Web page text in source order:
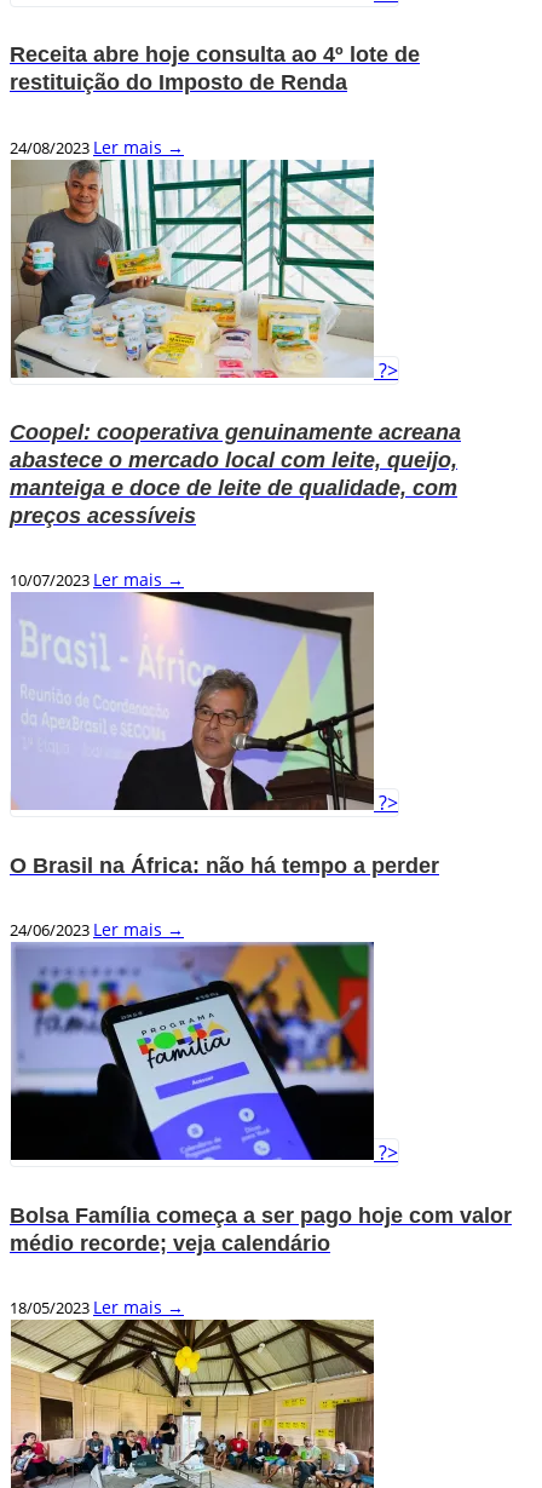
Receita abre hoje consulta ao 4º lote de
restituição do Imposto de Renda
24/08/2023 Ler mais →
?>
Coopel: cooperativa genuinamente acreana
abastece o mercado local com leite, queijo,
manteiga e doce de leite de qualidade, com
preços acessíveis
10/07/2023 Ler mais →
?>
O Brasil na África: não há tempo a perder
24/06/2023 Ler mais →
?>
Bolsa Família começa a ser pago hoje com valor
médio recorde; veja calendário
18/05/2023 Ler mais →